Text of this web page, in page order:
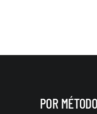
POR MÉTODO